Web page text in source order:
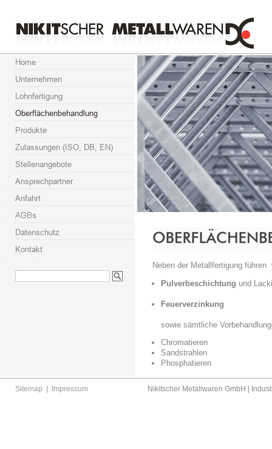
Neben der Metallfertigung
Pulverbeschichtung und
Feuerverzinkung
sowie sämtliche
Chromatieren
Sandstrahlen
Phosphatieren
Sitemap Impressum Nikitscher Metallwaren GmbH |